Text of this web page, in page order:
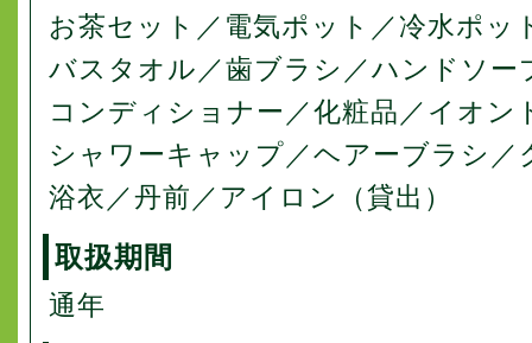
お茶セット／電気ポット／冷水ポッ
バスタオル／歯ブラシ／ハンドソー
コンディショナー／化粧品／イオン
シャワーキャップ／ヘアーブラシ／
浴衣／丹前／アイロン（貸出）
取扱期間
通年